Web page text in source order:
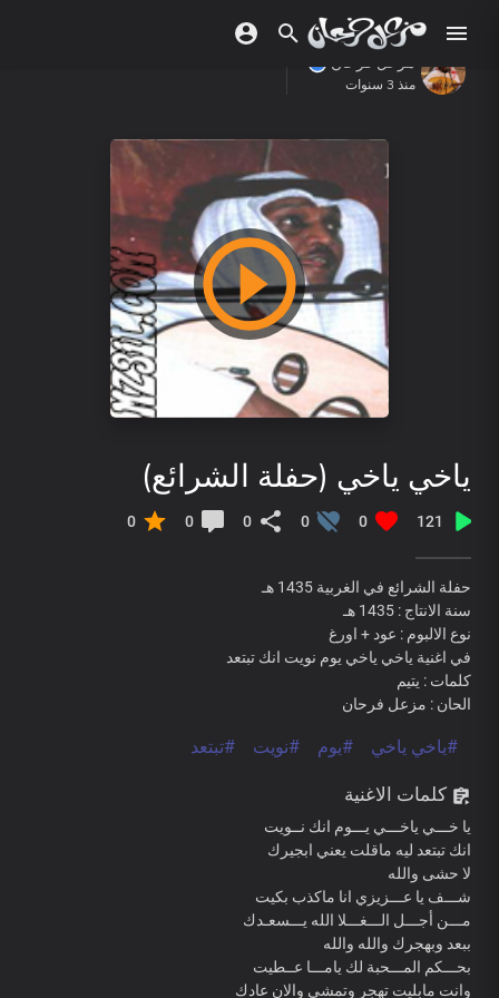
منذ 3 سنوات
ياخي ياخي (حفلة الشرائع)
121
0
0
0
0
0
حفلة الشرائع في الغربية 1435 هـ
سنة الانتاج : 1435 هـ
نوع الالبوم : عود + اورغ
في اغنية ياخي ياخي يوم نويت انك تبتعد
كلمات : يتيم
الحان : مزعل فرحان
#ياخي ياخي #يوم #نويت #تبتعد
كلمات الاغنية
يا خـــي ياخـــي يـــوم انك نــويت
انك تبتعد ليه ماقلت يعني ابجيرك
لا حشى والله
شـــف يا عـــزيزي انا ماكذب بكيت
مـــن أجـــل الـــغـــلا الله يـــسعـدك
ببعد وبهجرك والله والله
بحـــكم المـــحبة لك يامـــا عــطيت
وانت مابليت تهجر وتمشي والان عادك